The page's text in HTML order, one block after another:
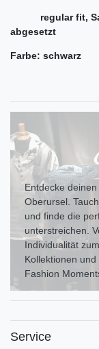
regular fit,
abgesetzt
Farbe: schwarz
Entdecke
Oberursel.
und finde die
unterstreichen.
Individualität
Kollektionen
Fashion
Service